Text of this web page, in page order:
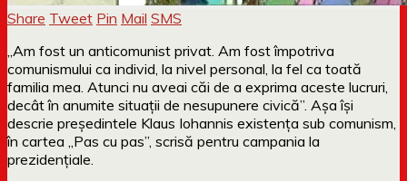
Share Tweet Pin Mail SMS
„Am fost un anticomunist privat. Am fost împotriva
comunismului ca individ, la nivel personal, la fel ca toată
familia mea. Atunci nu aveai căi de a exprima aceste lucruri,
decât în anumite situații de nesupunere civică”. Așa își
descrie președintele Klaus Iohannis existența sub comunism,
în cartea „Pas cu pas”, scrisă pentru campania la
prezidențiale.